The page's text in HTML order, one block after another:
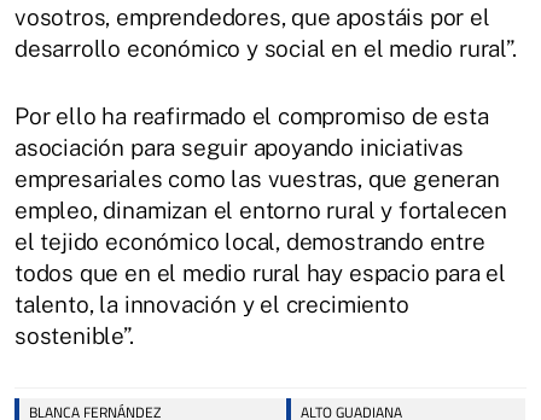
vosotros, emprendedores, que apostáis por el
desarrollo económico y social en el medio rural”.
Por ello ha reafirmado el compromiso de esta
asociación para seguir apoyando iniciativas
empresariales como las vuestras, que generan
empleo, dinamizan el entorno rural y fortalecen
el tejido económico local, demostrando entre
todos que en el medio rural hay espacio para el
talento, la innovación y el crecimiento
sostenible”.
BLANCA FERNÁNDEZ
ALTO GUADIANA